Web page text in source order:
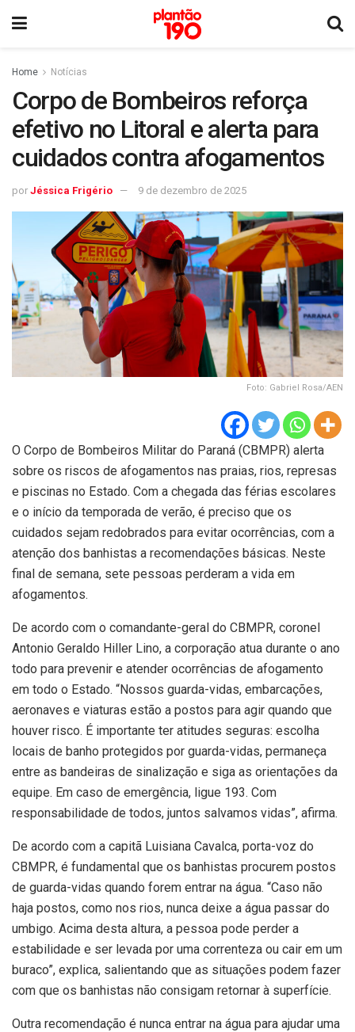
Home Notícias
Corpo de Bombeiros reforça
efetivo no Litoral e alerta para
cuidados contra afogamentos
por Jéssica Frigério 9 de dezembro de 2025
Foto: Gabriel Rosa/AEN
O Corpo de Bombeiros Militar do Paraná (CBMPR) alerta
sobre os riscos de afogamentos nas praias, rios, represas
e piscinas no Estado. Com a chegada das férias escolares
e o início da temporada de verão, é preciso que os
cuidados sejam redobrados para evitar ocorrências, com a
atenção dos banhistas a recomendações básicas. Neste
final de semana, sete pessoas perderam a vida em
afogamentos.
De acordo com o comandante-geral do CBMPR, coronel
Antonio Geraldo Hiller Lino, a corporação atua durante o ano
todo para prevenir e atender ocorrências de afogamento
em todo o Estado. “Nossos guarda-vidas, embarcações,
aeronaves e viaturas estão a postos para agir quando que
houver risco. É importante ter atitudes seguras: escolha
locais de banho protegidos por guarda-vidas, permaneça
entre as bandeiras de sinalização e siga as orientações da
equipe. Em caso de emergência, ligue 193. Com
responsabilidade de todos, juntos salvamos vidas”, afirma.
De acordo com a capitã Luisiana Cavalca, porta-voz do
CBMPR, é fundamental que os banhistas procurem postos
de guarda-vidas quando forem entrar na água. “Caso não
haja postos, como nos rios, nunca deixe a água passar do
umbigo. Acima desta altura, a pessoa pode perder a
estabilidade e ser levada por uma correnteza ou cair em um
buraco”, explica, salientando que as situações podem fazer
com que os banhistas não consigam retornar à superfície.
Outra recomendação é nunca entrar na água para ajudar uma